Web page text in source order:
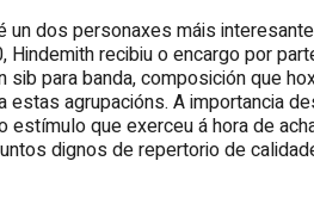
un dos personaxes máis
Hindemith recibiu o encargo por
sib para banda, composición que
agrupacións. A importancia
estímulo que exerceu á hora de
dignos de repertorio de